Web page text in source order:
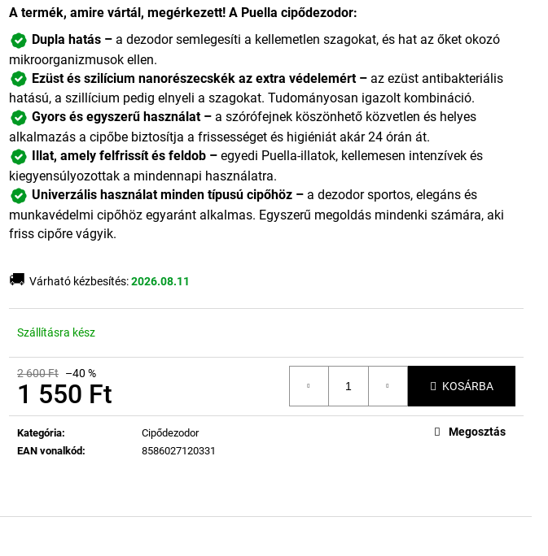
A termék, amire vártál, megérkezett! A Puella cipődezodor:
Dupla hatás – a dezodor semlegesíti a kellemetlen szagokat, és hat az őket okozó
mikroorganizmusok ellen.
Ezüst és szilícium nanorészecskék az extra védelemért – az ezüst antibakteriális
hatású, a szillícium pedig elnyeli a szagokat. Tudományosan igazolt kombináció.
Gyors és egyszerű használat – a szórófejnek köszönhető közvetlen és helyes
alkalmazás a cipőbe biztosítja a frissességet és higiéniát akár 24 órán át.
Illat, amely felfrissít és feldob – egyedi Puella-illatok, kellemesen intenzívek és
kiegyensúlyozottak a mindennapi használatra.
Univerzális használat minden típusú cipőhöz – a dezodor sportos, elegáns és
munkavédelmi cipőhöz egyaránt alkalmas. Egyszerű megoldás mindenki számára, aki
friss cipőre vágyik.
🚚 Várható kézbesítés:2026.08.11
Szállításra kész
2 600 Ft –40 %
1 550 Ft
Egységár:
KOSÁRBA
Kategória:
Cipődezodor
EAN vonalkód: 8586027120331
Megosztás